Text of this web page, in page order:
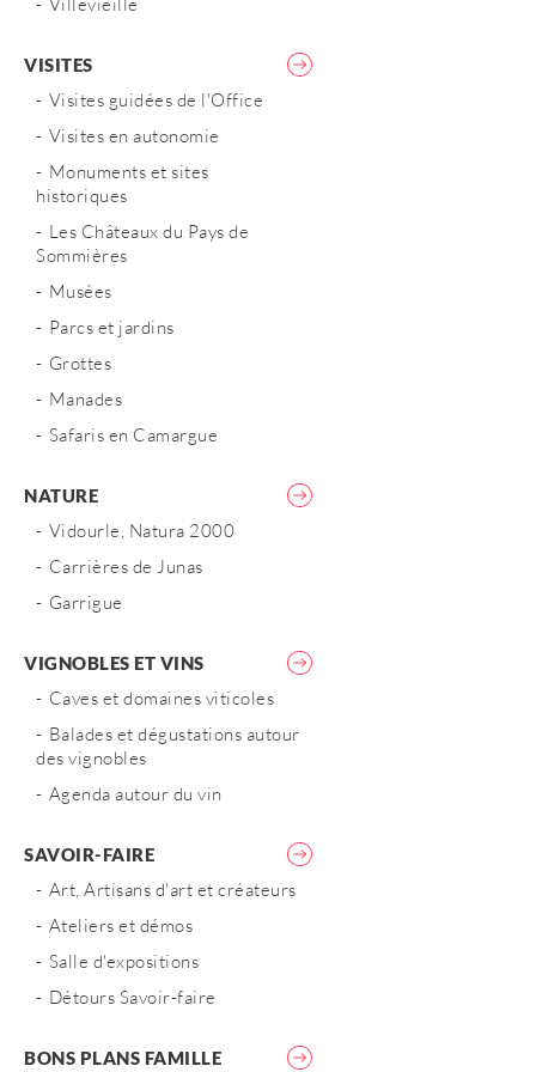
VISITES
Visites guidées de l'Office
Visites en autonomie
Monuments et sites
historiques
Les Châteaux du Pays de
Sommières
Musées
Parcs et jardins
Grottes
Manades
Safaris en Camargue
NATURE
Vidourle, Natura 2000
Carrières de Junas
Garrigue
VIGNOBLES ET VINS
Caves et domaines viticoles
Balades et dégustations autour
des vignobles
Agenda autour du vin
SAVOIR-FAIRE
Art, Artisans d'art et créateurs
Ateliers et démos
Salle d'expositions
Détours Savoir-faire
BONS PLANS FAMILLE